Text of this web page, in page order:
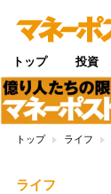
トップ 投資
トップ ライフ
ライフ